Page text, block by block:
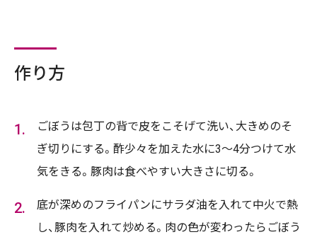
作り方
ごぼうは包丁の背で皮をこそげて洗い、大きめのそ
ぎ切りにする。酢少々を加えた水に3～4分つけて水
気をきる。豚肉は食べやすい大きさに切る。
底が深めのフライパンにサラダ油を入れて中火で熱
し、豚肉を入れて炒める。肉の色が変わったらごぼう